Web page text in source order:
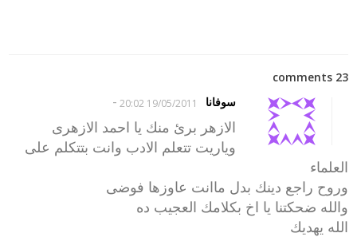
23 comments
سوفانا
19/05/2011 20:02
-
الازهر برئ منك يا احمد الازهرى
وياريت تتعلم الادب وانت بتتكلم على
العلماء
وروح راجع دينك بدل ماانت عاوزها فوضى
والله ضحكتنا يا اخ بكلامك العجيب ده
الله يهديك